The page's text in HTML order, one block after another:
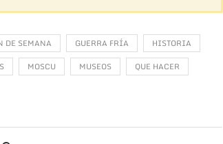
DE SEMANA GUERRA FRÍA
HISTORIA
MOSCU MUSEOS
QUE HACER